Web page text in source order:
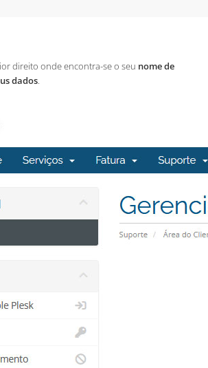
direito onde encontra-se o seu nome de
dados.